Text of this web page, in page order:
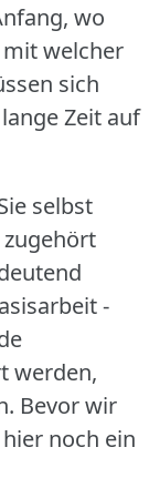
wo
mit welcher
sich
Zeit auf
selbst
zugehört
-
werden,
Bevor wir
noch ein